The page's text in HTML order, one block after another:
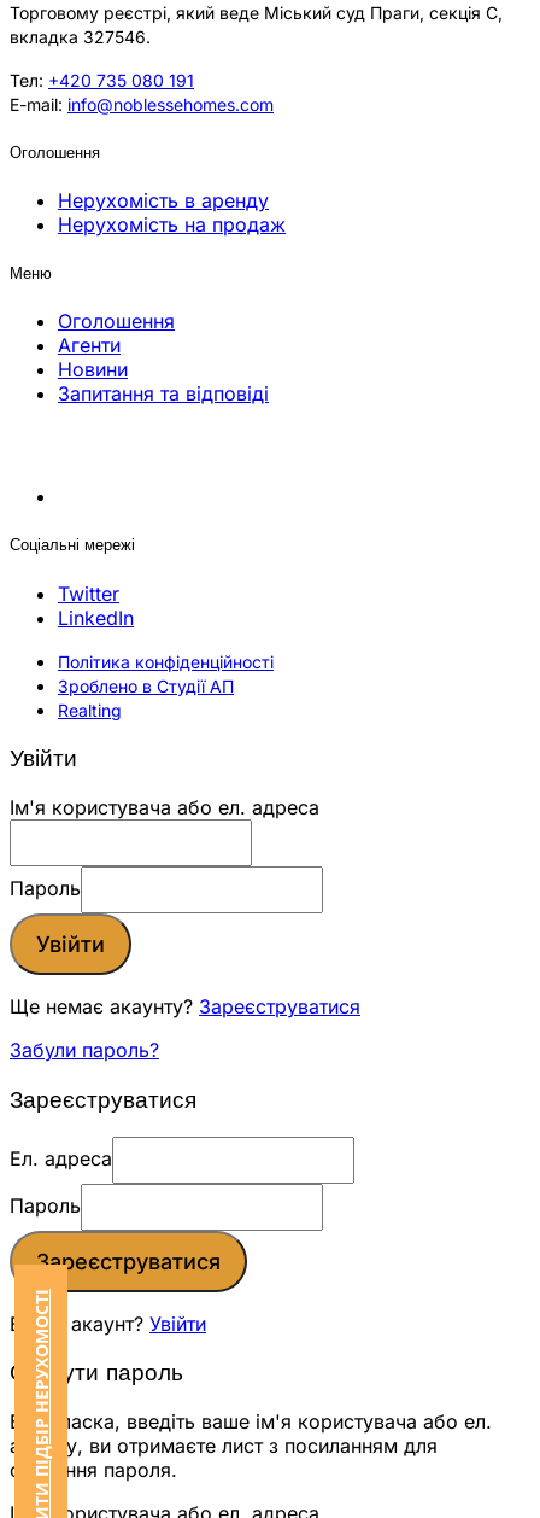
Торговому реєстрі, який веде Міський суд Праги, секція C,
вкладка 327546.
Тел: +420 735 080 191
E-mail: info@noblessehomes.com
Оголошення
Нерухомість в аренду
Нерухомість на продаж
Меню
Оголошення
Агенти
Новини
Запитання та відповіді
Соціальні мережі
Twitter
LinkedIn
Політика конфіденційності
Зроблено в Студії АП
Realting
ЗАМОВИТИ ПІДБІР НЕРУХОМОСТІ
Увійти
Ім'я користувача або ел. адреса
Пароль
Увійти
Ще немає акаунту? Зареєструватися
Забули пароль?
Зареєструватися
Ел. адреса
Пароль
Зареєструватися
Вже є акаунт? Увійти
Скинути пароль
Будь ласка, введіть ваше ім'я користувача або ел.
адресу, ви отримаєте лист з посиланням для
скидання пароля.
Ім'я користувача або ел. адреса